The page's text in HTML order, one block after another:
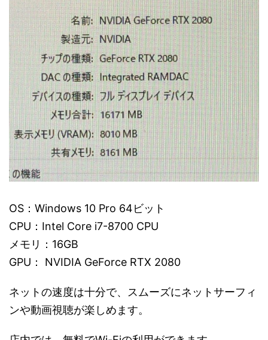
OS：Windows 10 Pro 64ビット
CPU：Intel Core i7-8700 CPU
メモリ：16GB
GPU： NVIDIA GeForce RTX 2080
ネットの速度は十分で、スムーズにネットサーフィ
ンや動画視聴が楽しめます。